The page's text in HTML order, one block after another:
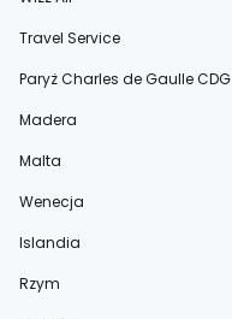
Travel Service
Paryż Charles de Gaulle CDG
Madera
Malta
Wenecja
Islandia
Rzym